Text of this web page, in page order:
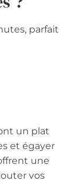
parfait
un plat
et égayer
une
vos